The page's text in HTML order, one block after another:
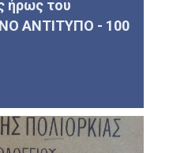
ήρως του
ΑΝΤΙΤΥΠΟ - 100